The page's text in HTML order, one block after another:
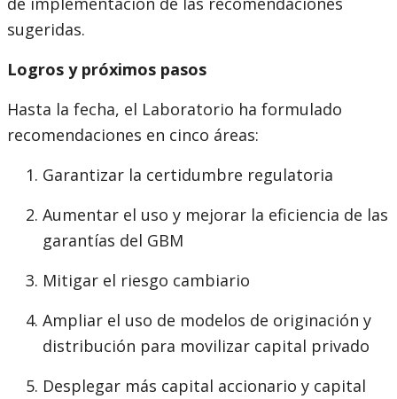
sugeridas.
Logros y próximos pasos
Hasta la fecha, el Laboratorio ha formulado
recomendaciones en cinco áreas:
Garantizar la certidumbre regulatoria
Aumentar el uso y mejorar la eficiencia de las
garantías del GBM
Mitigar el riesgo cambiario
Ampliar el uso de modelos de originación y
distribución para movilizar capital privado
Desplegar más capital accionario y capital